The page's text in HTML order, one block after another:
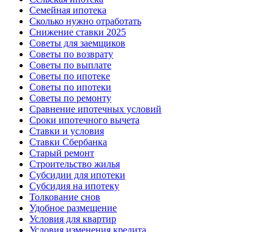
Семейная ипотека
Сколько нужно отработать
Снижение ставки 2025
Советы для заемщиков
Советы по возврату
Советы по выплате
Советы по ипотеке
Советы по ипотеки
Советы по ремонту
Сравнение ипотечных условий
Сроки ипотечного вычета
Ставки и условия
Ставки Сбербанка
Старый ремонт
Строительство жилья
Субсидии для ипотеки
Субсидия на ипотеку
Толкование снов
Удобное размещение
Условия для квартир
Условия изменения кредита